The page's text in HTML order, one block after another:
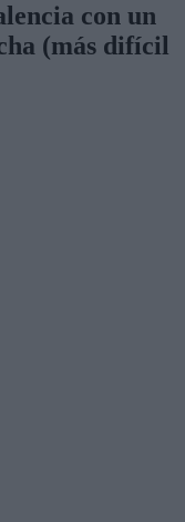
con un
(más difícil